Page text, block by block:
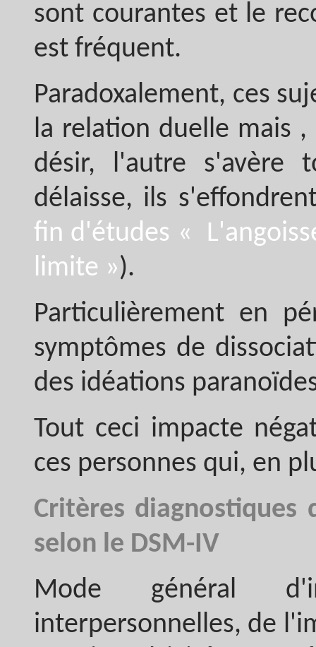
sont courantes et le
est fréquent.
Paradoxalement, ces
la relation duelle mais
désir, l'autre s'avère
délaisse, ils
fin d'études «
limite »).
Particulièrement en
symptômes de
des idéations
Tout ceci impacte
ces personnes qui, en
Critères
selon le DSM-IV
Mode général
interpersonnelles, de